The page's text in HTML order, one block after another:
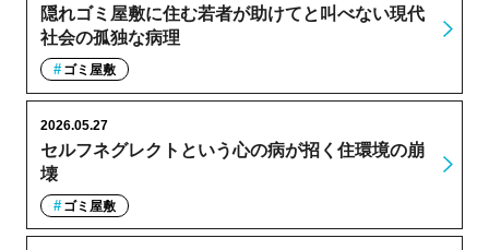
隠れゴミ屋敷に住む若者が助けてと叫べない現代
社会の孤独な病理
ゴミ屋敷
セルフネグレクトという心の病が招く住環境の崩
壊
2026.05.27
ゴミ屋敷